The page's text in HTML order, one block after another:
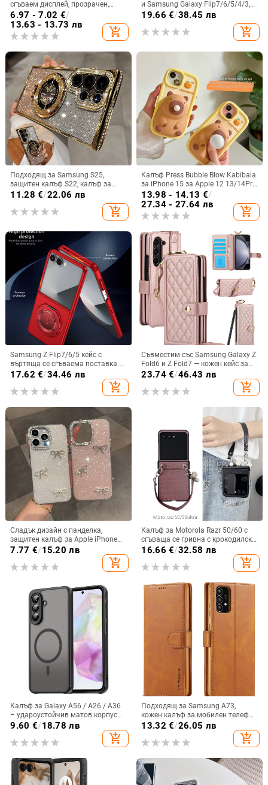
сгъваем дисплей, прозрачен,
лъскав, PC материал
6.97 - 7.02 €/
13.63 - 13.73 лв
add_shopping_cart
и Samsung Galaxy Flip7/6/5/4/3,
сгъваем с пръстен, защита от
изпускане, минималистичен PU
кожен калъф, ръчна изработка
19.66 €/38.45 лв
add_shopping_cart
Подходящ за Samsung S25,
защитен калъф S22, калъф за
мобилен телефон Edge Drill, S24,
прозрачен магнитен държач със
стрази A56, брокат против
11.28 €/22.06 лв
add_shopping_cart
Калъф Press Bubble Blow Kabibala
за iPhone 15 за Apple 12 13/14Pro
Max, устойчив на изпускане 11
13.98 - 14.13 €/
27.34 - 27.64 лв
add_shopping_cart
Samsung Z Flip7/6/5 кейс с
въртяща се сгъваема поставка и
магнитна скоба, 360° въртене,
поликарбонатен корпус
17.62 €/34.46 лв
add_shopping_cart
Съвместим със Samsung Galaxy Z
Fold6 и Z Fold7 — кожен кейс за
телефон с слот за стилус,
сгъваем дизайн, елегантен стил, с
каишка за китката, за дами
23.74€/46.43 лв
add_shopping_cart
Сладък дизайн с панделка,
защитен калъф за Apple iPhone
11–15 Pro Max, пълен обхват
7.77 €/15.20 лв
add_shopping_cart
Калъф за Motorola Razr 50/60 с
сгъваща се гривна с крокодилски
релеф
16.66 €/32.58 лв
add_shopping_cart
Калъф за Galaxy A56 / A26 / A36
– удароустойчив матов корпус
от PC+TPU с текстура на кожа
9.60 €/18.78 лв
add_shopping_cart
Подходящ за Samsung A73,
кожен калъф за мобилен телефон
A36/A16, калъф за мобилен
телефон A26/A56, флип калъф,
защитен калъф, невидима скоба.
13.32 €/26.05 лв
add_shopping_cart